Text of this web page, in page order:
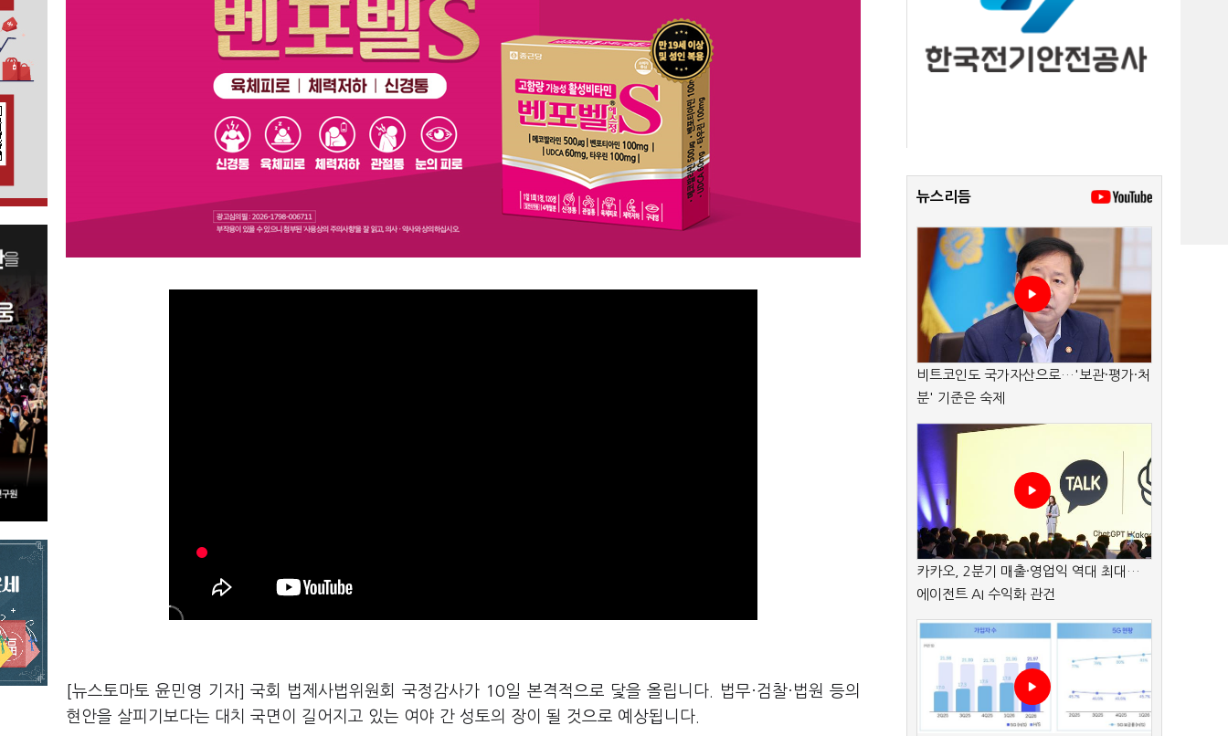
[뉴스토마토 윤민영 기자] 국회 법제사법위원회 국정감사가 10일 본격적으로 닻을 올립니다. 법무·검찰·법원 등의
현안을 살피기보다는 대치 국면이 길어지고 있는 여야 간 성토의 장이 될 것으로 예상됩니다.
뉴스리듬
비트코인도 국가자산으로…'보관·평가·처
분' 기준은 숙제
카카오, 2분기 매출·영업익 역대 최대…
에이전트 AI 수익화 관건